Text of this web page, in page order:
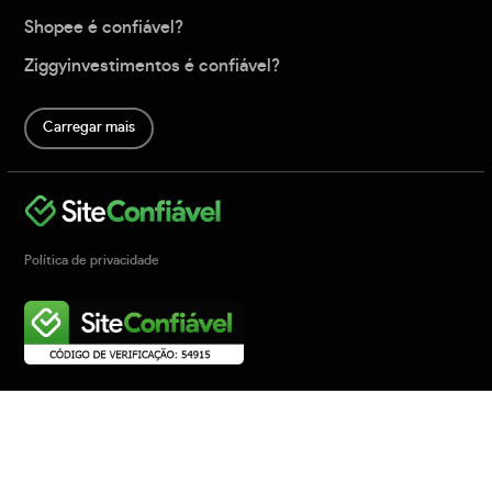
Shopee é confiável?
Ziggyinvestimentos é confiável?
Carregar mais
Política de privacidade